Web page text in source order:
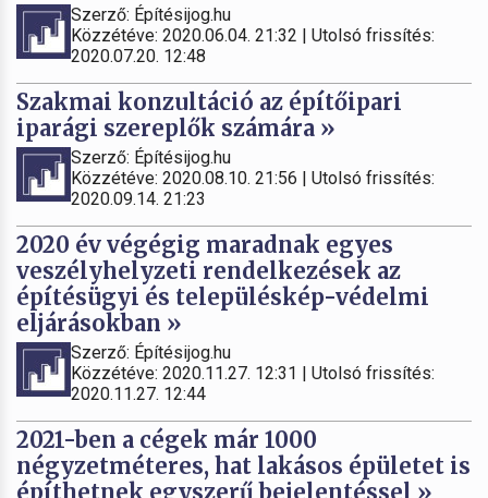
Szerző: Építésijog.hu
Közzétéve: 2020.06.04. 21:32 | Utolsó frissítés:
2020.07.20. 12:48
Szakmai konzultáció az építőipari
iparági szereplők számára »
Szerző: Építésijog.hu
Közzétéve: 2020.08.10. 21:56 | Utolsó frissítés:
2020.09.14. 21:23
2020 év végégig maradnak egyes
veszélyhelyzeti rendelkezések az
építésügyi és településkép-védelmi
eljárásokban »
Szerző: Építésijog.hu
Közzétéve: 2020.11.27. 12:31 | Utolsó frissítés:
2020.11.27. 12:44
2021-ben a cégek már 1000
négyzetméteres, hat lakásos épületet is
építhetnek egyszerű bejelentéssel »